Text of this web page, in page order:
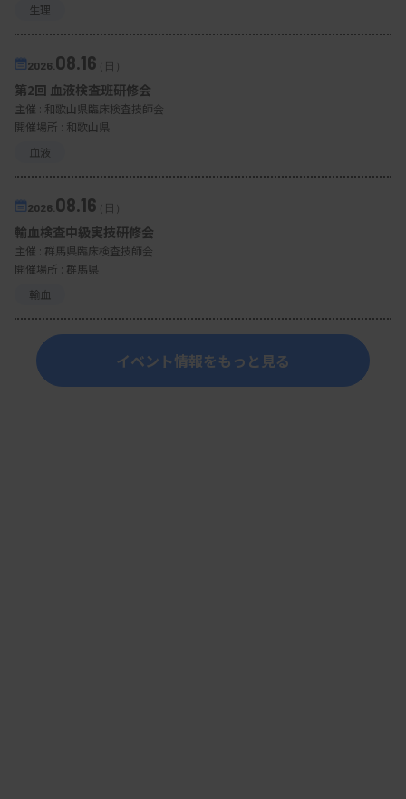
生理
2026. 08.16（日）
第2回 血液検査班研修会
主催 : 和歌山県臨床検査技師会
開催場所 : 和歌山県
血液
2026. 08.16（日）
輸血検査中級実技研修会
主催 : 群馬県臨床検査技師会
開催場所 : 群馬県
輸血
イベント情報をもっと見る